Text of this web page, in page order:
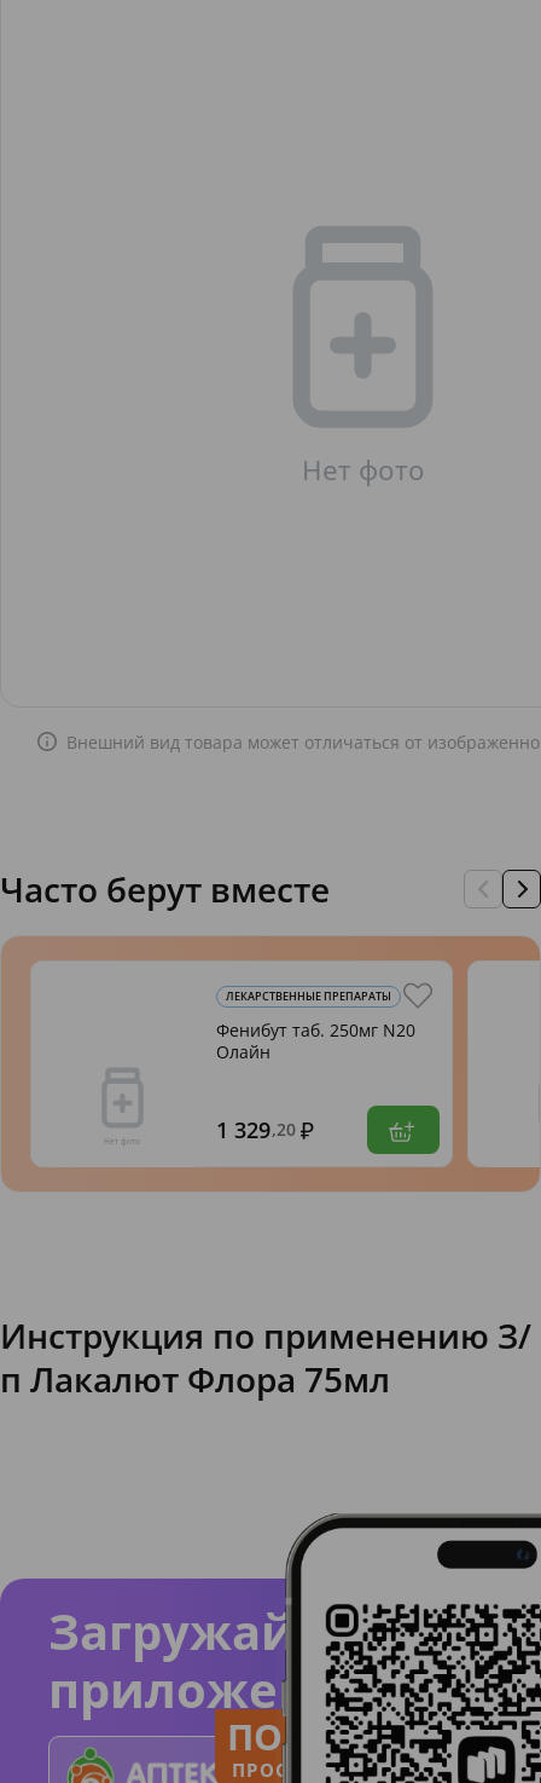
Внешний вид товара может отличаться от
Часто берут вместе
ЛЕКАРСТВЕННЫЕ ПРЕПАРАТЫ
Фенибут таб. 250мг N20
Олайн
1 329,20
Инструкция по применению З/
п Лакалют Флора 75мл
Загружайте
приложение
ПОЛЬЗУЙСЯ
ПРОСТО И ПОНЯТНО